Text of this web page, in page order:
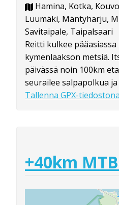
Hamina, Kotka,
Luumäki, Mäntyharju,
Savitaipale, Taipalsaari
Reitti kulkee
kymenlaakson metsiä.
päivässä noin 100km
seurailee salpapolkua ja
Tallenna GPX-tiedostona
+40km